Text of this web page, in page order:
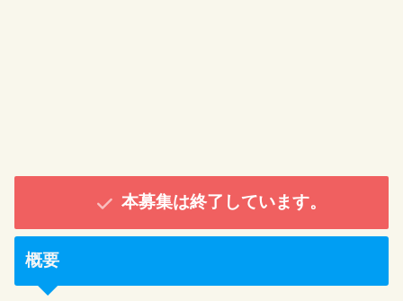
本募集は終了しています。
概要